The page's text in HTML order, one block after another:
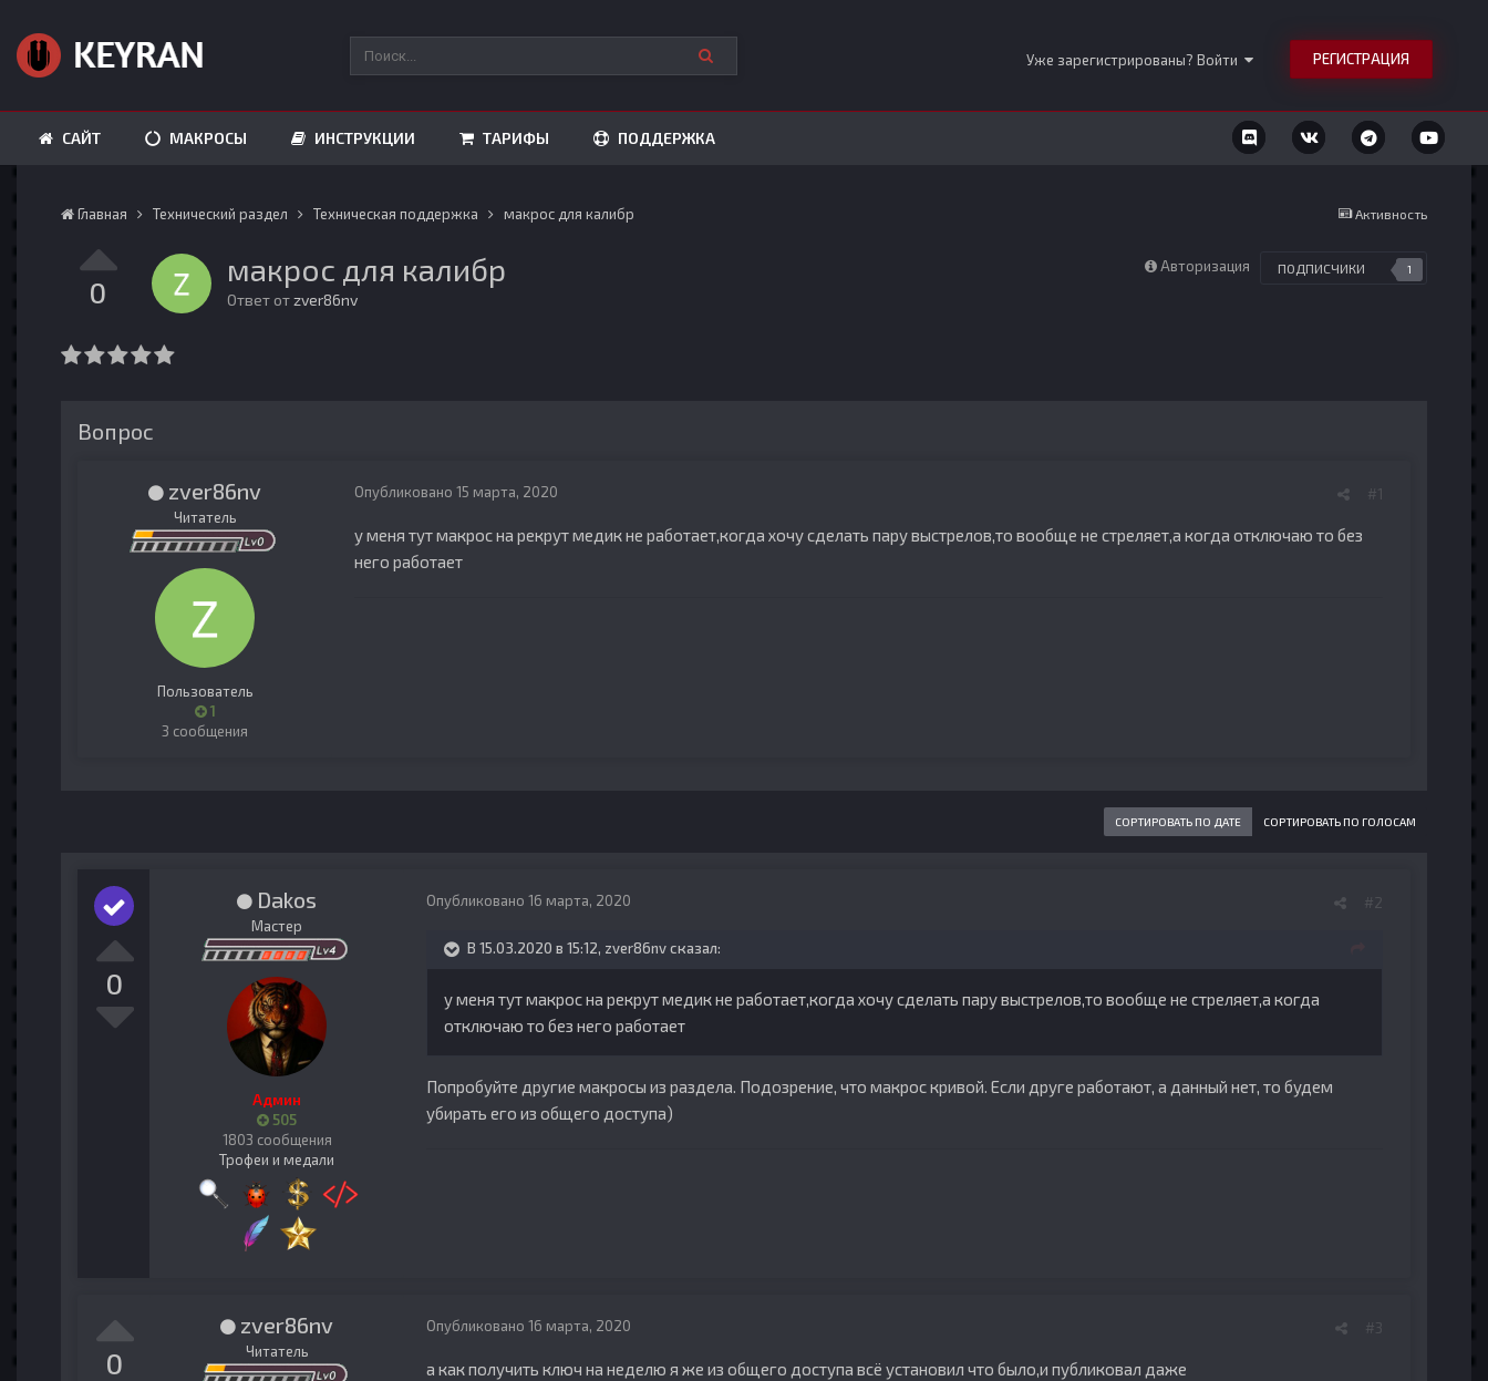
Уже зарегистрированы? Войти РЕГИСТРАЦИЯ
САЙТ МАКРОСЫ ИНСТРУКЦИИ ТАРИФЫ ПОДДЕРЖКА
Активность
Главная Технический раздел Техническая поддержка макрос для калибр
0
Авторизация ПОДПИСЧИКИ 1
макрос для калибр
Ответ отzver86nv
Вопрос
zver86nv
Читатель
Пользователь
1
3 сообщения
#1
Опубликовано 15 марта, 2020
у меня тут макрос на рекрут медик не работает,когда хочу сделать пару выстрелов,то вообще не стреляет,а когда отключаю то без
него работает
СОРТИРОВАТЬ ПО ГОЛОСАМ
СОРТИРОВАТЬ ПО ДАТЕ
0
Dakos
Мастер
Админ
505
1803 сообщения
Трофеи и медали
#2
Опубликовано 16 марта, 2020
В 15.03.2020 в 15:12, zver86nvсказал:
у меня тут макрос на рекрут медик не работает,когда хочу сделать пару выстрелов,то вообще не стреляет,а когда
отключаю то без него работает
Попробуйте другие макросы из раздела. Подозрение, что макрос кривой. Если друге работают, а данный нет, то будем
убирать его из общего доступа)
0
zver86nv
Читатель
#3
Опубликовано 16 марта, 2020
а как получить ключ на неделю я же из общего доступа всё установил что было,и публиковал даже